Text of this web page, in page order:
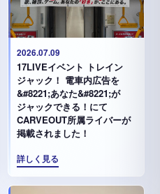
2026.07.09
17LIVEイベント トレイン
ジャック！ 電車内広告を
&#8221;あなた&#8221;が
ジャックできる！にて
CARVEOUT所属ライバーが
掲載されました！
詳しく見る